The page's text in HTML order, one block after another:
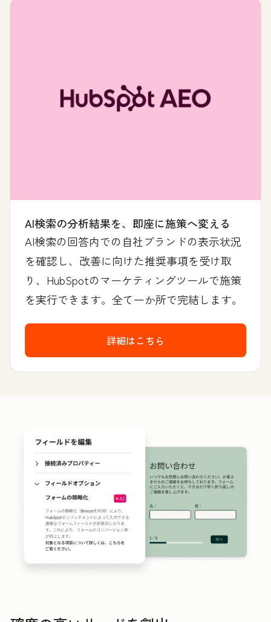
AI検索の分析結果を、即座に施策へ変える
AI検索の回答内での自社ブランドの表示状況
を確認し、改善に向けた推奨事項を受け取
り、HubSpotのマーケティングツールで施策
を実行できます。全て一か所で完結します。
詳細はこちら